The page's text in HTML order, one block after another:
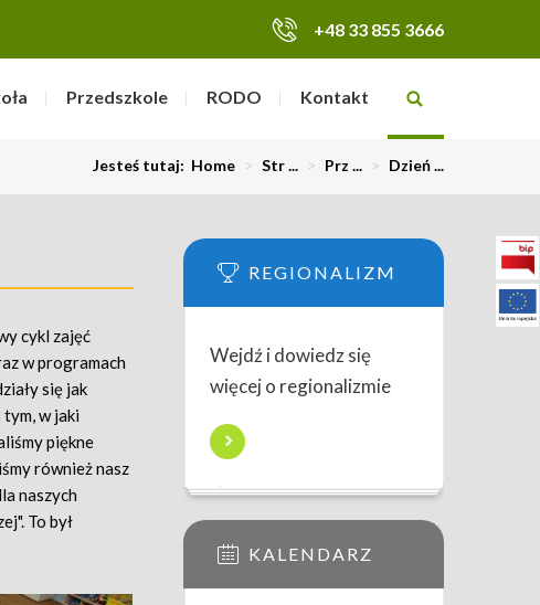
+48 33 855 3666
Przedszkole RODO Kontakt
Jesteś tutaj: Home > Str ... > Prz ... > Dzień ...
cykl zajęć
w programach
się jak
w jaki
piękne
również nasz
naszych
To był
REGIONALIZM
Wejdź i dowiedz się
więcej o regionalizmie
KALENDARZ